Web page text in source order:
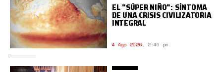
EL "SÚPER NIÑO": SÍNTOMA
DE UNA CRISIS CIVILIZATORIA
INTEGRAL
4 Ago 2026, 2:40 pm.